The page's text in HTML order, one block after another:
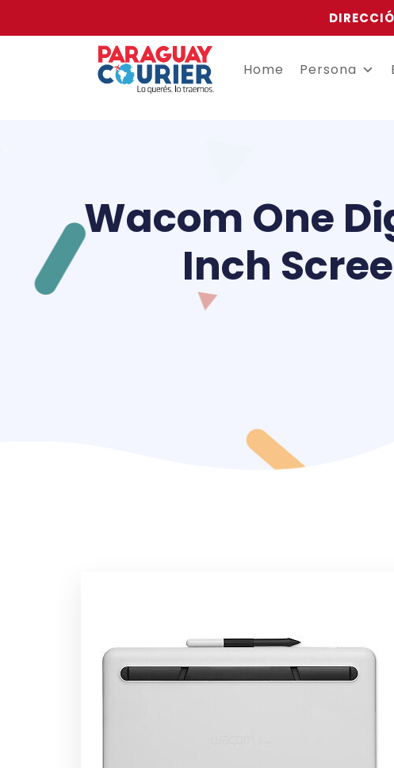
Home Persona
Wacom One
Inch